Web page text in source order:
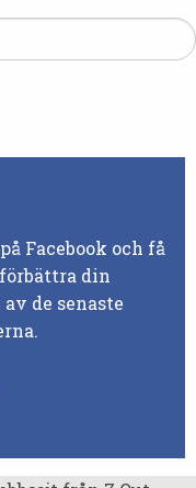
Facebook och få
din
de senaste